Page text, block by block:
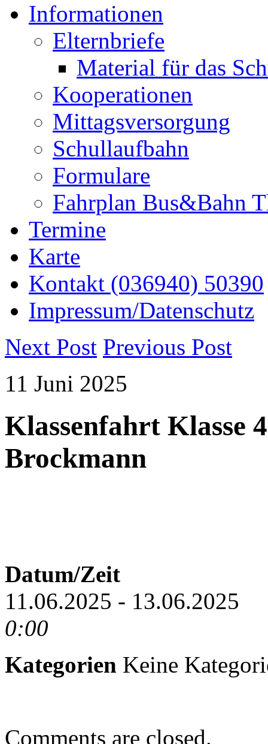
Informationen
Elternbriefe
Material für das
Kooperationen
Mittagsversorgung
Schullaufbahn
Formulare
Fahrplan Bus&Bahn
Termine
Karte
Kontakt (036940) 50390
Impressum/Datenschutz
Next Post Previous Post
11 Juni 2025
Klassenfahrt Klasse
Brockmann
Datum/Zeit
11.06.2025 - 13.06.2025
0:00
Kategorien Keine
Comments are closed.